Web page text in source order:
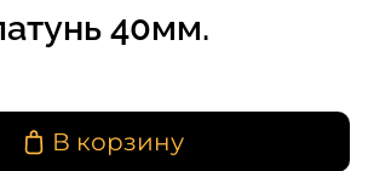
40мм.
В корзину